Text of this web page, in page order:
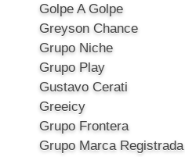
Golpe A Golpe
Greyson Chance
Grupo Niche
Grupo Play
Gustavo Cerati
Greeicy
Grupo Frontera
Grupo Marca Registrada